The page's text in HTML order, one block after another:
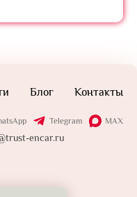
Блог Контакты
Telegram MAX
encar.ru